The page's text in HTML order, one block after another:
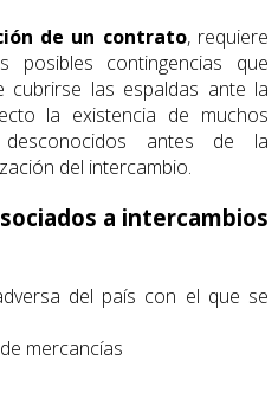
de un contrato, requiere
contingencias que
las espaldas ante la
la existencia de muchos
antes de la
del intercambio.
a intercambios
del país con el que se
mercancías